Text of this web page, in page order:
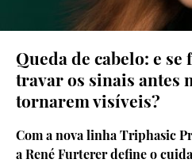
© René Furterer
Queda de cabelo: e se
travar os sinais antes
tornarem visíveis?
Com a nova linha Triphasic
a René Furterer define o